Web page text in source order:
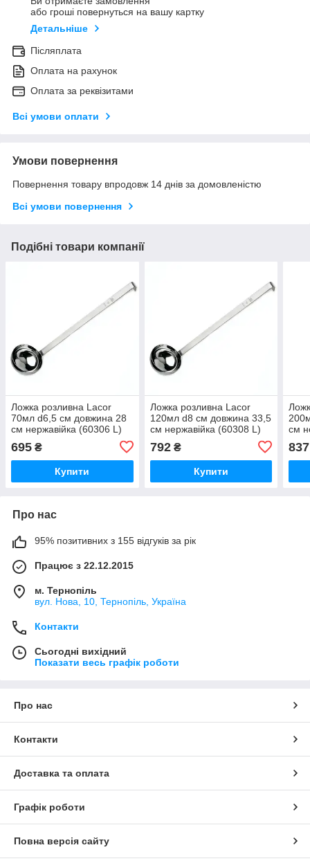
або гроші повернуться на вашу картку
Детальніше
Післяплата
Оплата на рахунок
Оплата за реквізитами
Всі умови оплати
Умови повернення
Повернення товару впродовж 14 днів за домовленістю
Всі умови повернення
Подібні товари компанії
Ложка розливна Lacor
70мл d6,5 см довжина 28
см нержавійка (60306 L)
695 ₴
Купити
Ложка розливна Lacor
120мл d8 см довжина 33,5
см нержавійка (60308 L)
792₴
Купити
см
837
Про нас
95% позитивних з 155 відгуків за рік
Працює з 22.12.2015
м. Тернопіль
вул. Нова, 10, Тернопіль, Україна
Контакти
Сьогодні вихідний
Показати весь графік роботи
Про нас
Контакти
Доставка та оплата
Графік роботи
Повна версія сайту